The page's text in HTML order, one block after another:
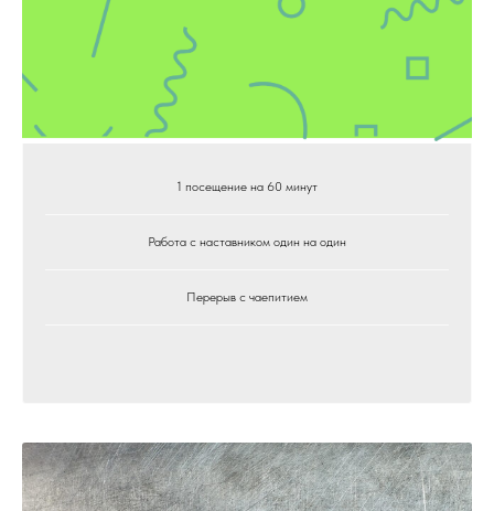
1 посещение на 60 минут
Работа с наставником один на один
Перерыв с чаепитием